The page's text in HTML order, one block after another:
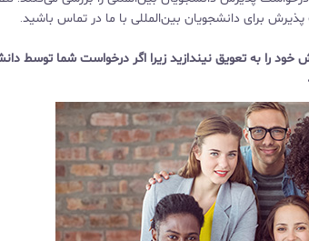
برای دانشجویان بین‌المللی با ما در تماس باشید.
را به تعویق نیندازید زیرا اگر درخواست شما توسط